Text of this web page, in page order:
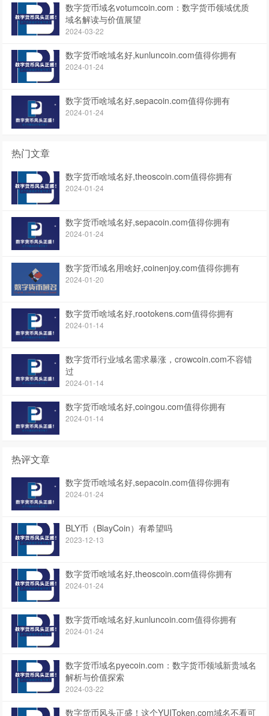
数字货币域名votumcoin.com：数字货币领域优质
域名解读与价值展望
2024-03-22
数字货币啥域名好,kunluncoin.com值得你拥有
2024-01-24
数字货币啥域名好,sepacoin.com值得你拥有
2024-01-24
热门文章
数字货币啥域名好,theoscoin.com值得你拥有
2024-01-24
数字货币啥域名好,sepacoin.com值得你拥有
2024-01-24
数字货币域名用啥好,coinenjoy.com值得你拥有
2024-01-20
数字货币啥域名好,rootokens.com值得你拥有
2024-01-14
数字货币行业域名需求暴涨，crowcoin.com不容错
过
2024-01-14
数字货币啥域名好,coingou.com值得你拥有
2024-01-14
热评文章
数字货币啥域名好,sepacoin.com值得你拥有
2024-01-24
BLY币（BlayCoin）有希望吗
2023-12-13
数字货币啥域名好,theoscoin.com值得你拥有
2024-01-24
数字货币啥域名好,kunluncoin.com值得你拥有
2024-01-24
数字货币域名pyecoin.com：数字货币领域新贵域名
解析与价值探索
2024-03-22
数字货币风头正盛！这个YUIToken.com域名不看可